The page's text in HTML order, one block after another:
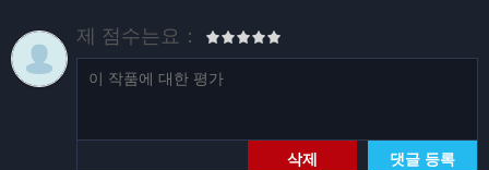
제 점수는요：
삭제 댓글 등록